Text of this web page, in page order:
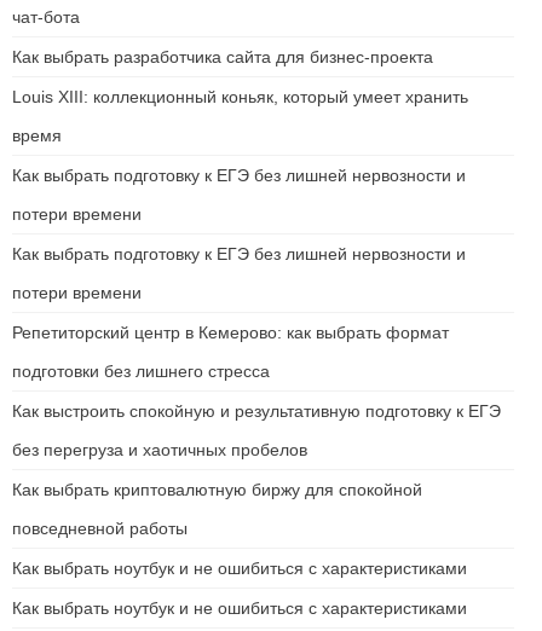
чат-бота
Как выбрать разработчика сайта для бизнес-проекта
Louis XIII: коллекционный коньяк, который умеет хранить
время
Как выбрать подготовку к ЕГЭ без лишней нервозности и
потери времени
Как выбрать подготовку к ЕГЭ без лишней нервозности и
потери времени
Репетиторский центр в Кемерово: как выбрать формат
подготовки без лишнего стресса
Как выстроить спокойную и результативную подготовку к ЕГЭ
без перегруза и хаотичных пробелов
Как выбрать криптовалютную биржу для спокойной
повседневной работы
Как выбрать ноутбук и не ошибиться с характеристиками
Как выбрать ноутбук и не ошибиться с характеристиками